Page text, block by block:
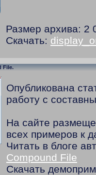
Размер архива: 2
Скачать:
File.
Опубликована
работу с
На сайте
всех примеров к
Читать в блоге
Compound File
Скачать